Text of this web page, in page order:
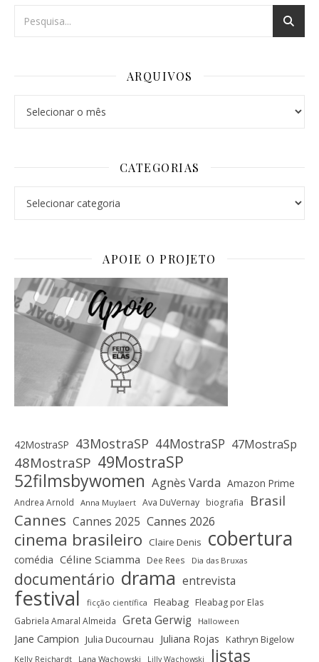
ARQUIVOS
CATEGORIAS
APOIE O PROJETO
42MostraSP 43MostraSP 44MostraSP 47MostraSp
48MostraSP 49MostraSP
52filmsbywomen Agnès Varda Amazon Prime
Andrea Arnold Anna Muylaert Ava DuVernay biografia Brasil
Cannes Cannes 2025 Cannes 2026
cinema brasileiro Claire Denis cobertura
comédia Céline Sciamma Dee Rees Dia das Bruxas
documentário drama entrevista
festival ficção científica Fleabag Fleabag por Elas
Gabriela Amaral Almeida Greta Gerwig Halloween
Jane Campion Julia Ducournau Juliana Rojas Kathryn Bigelow
Kelly Reichardt Lana Wachowski Lilly Wachowski listas